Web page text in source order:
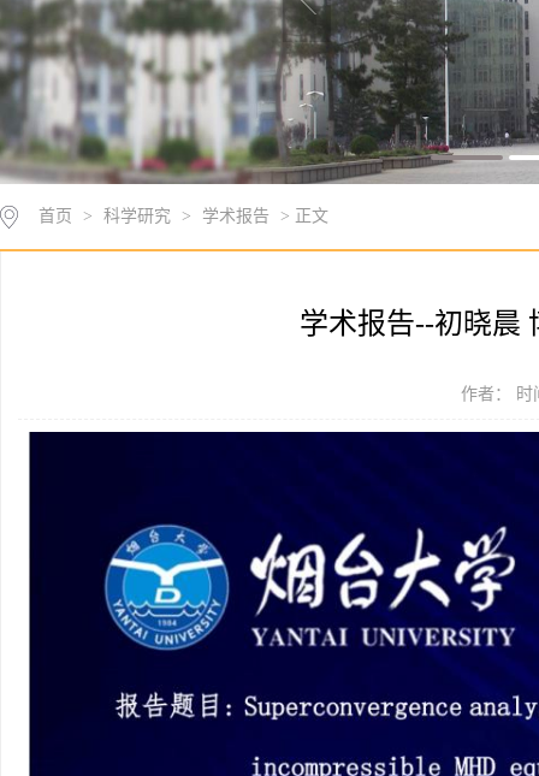
首页 > 科学研究 > 学术报告 > 正文
学术报告--初晓晨
作者： 时